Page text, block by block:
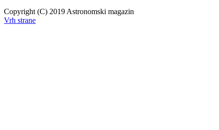
Copyright (C) 2019 Astronomski magazin
Vrh strane